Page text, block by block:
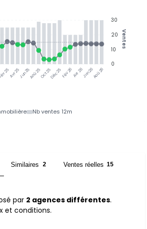
25Avr 25Jun 25Aoû 25Oct 25Déc 25Fév 26Avr 26Jun 26Aoû 26
30
20
10
0
Ventes
Nb ventes 12m
Similaires 2 Ventes réelles 15
par 2 agences différentes.
et conditions.